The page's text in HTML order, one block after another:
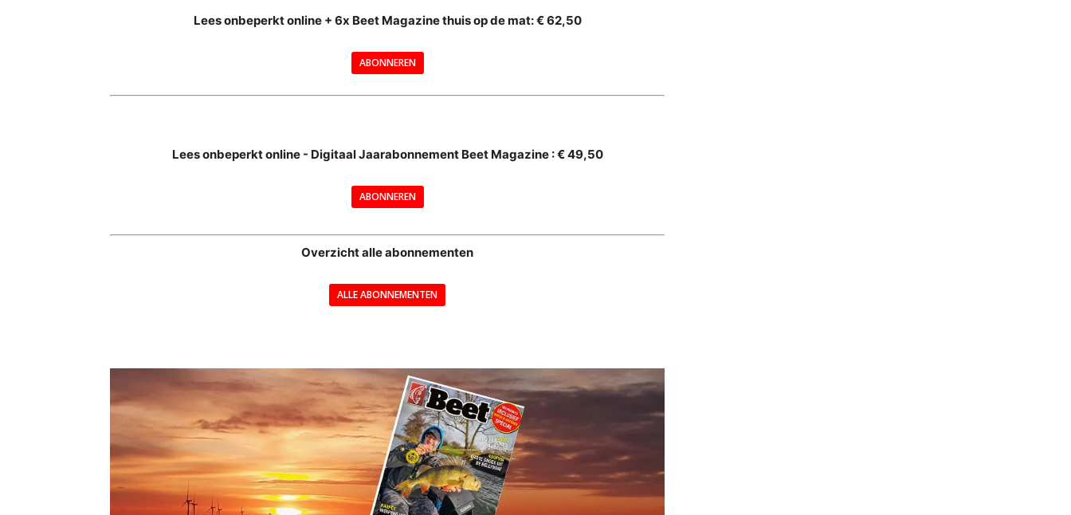
Lees onbeperkt online + 6x Beet Magazine thuis op de mat: € 62,50
ABONNEREN
Lees onbeperkt online - Digitaal Jaarabonnement Beet Magazine : € 49,50
ABONNEREN
Overzicht alle abonnementen
ALLE ABONNEMENTEN